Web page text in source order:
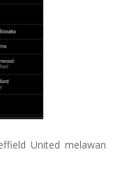
United melawan